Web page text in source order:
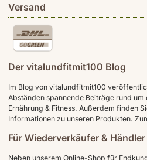
Versand
Der vitalundfitmit100 Blog
Im Blog von vitalundfitmit100
Abständen spannende Beiträge rund um
Ernährung & Fitness. Außerdem finden
Informationen zu unseren Produkten.
Für Wiederverkäufer & Händler
Neben unserem Online-Shop für